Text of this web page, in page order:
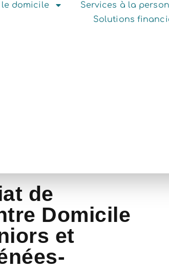
domicile Services à la
Solutions
de
Domicile
et